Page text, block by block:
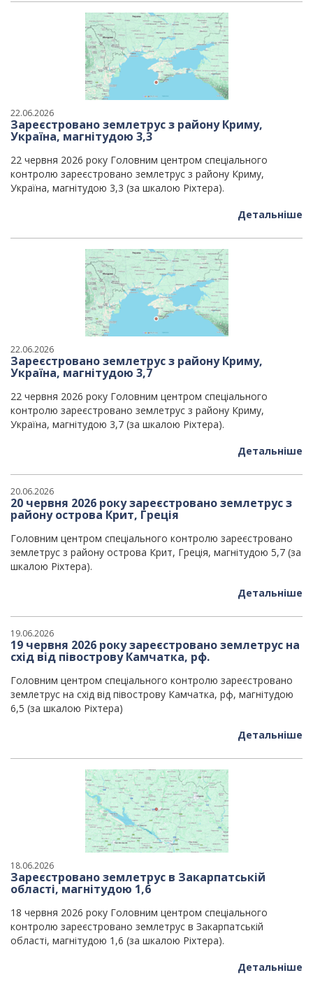
22.06.2026
Зареєстровано землетрус з району Криму,
Україна, магнітудою 3,3
22 червня 2026 року Головним центром спеціального
контролю зареєстровано землетрус з району Криму,
Україна, магнітудою 3,3 (за шкалою Ріхтера).
Детальніше
22.06.2026
Зареєстровано землетрус з району Криму,
Україна, магнітудою 3,7
22 червня 2026 року Головним центром спеціального
контролю зареєстровано землетрус з району Криму,
Україна, магнітудою 3,7 (за шкалою Ріхтера).
Детальніше
20.06.2026
20 червня 2026 року зареєстровано землетрус з
району острова Крит, Греція
Головним центром спеціального контролю зареєстровано
землетрус з району острова Крит, Греція, магнітудою 5,7 (за
шкалою Ріхтера).
Детальніше
19.06.2026
19 червня 2026 року зареєстровано землетрус на
схід від півострову Камчатка, рф.
Головним центром спеціального контролю зареєстровано
землетрус на схід від півострову Камчатка, рф, магнітудою
6,5 (за шкалою Ріхтера)
Детальніше
18.06.2026
Зареєстровано землетрус в Закарпатській
області, магнітудою 1,6
18 червня 2026 року Головним центром спеціального
контролю зареєстровано землетрус в Закарпатській
області, магнітудою 1,6 (за шкалою Ріхтера).
Детальніше